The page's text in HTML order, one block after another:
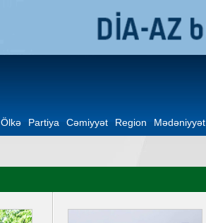
Ölkə Partiya Cəmiyyət Region Mədəniyyət